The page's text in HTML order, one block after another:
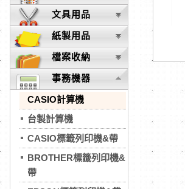
文具用品
紙製用品
檔案收納
事務機器
CASIO計算機
台製計算機
CASIO標籤列印機&帶
BROTHER標籤列印機&
帶